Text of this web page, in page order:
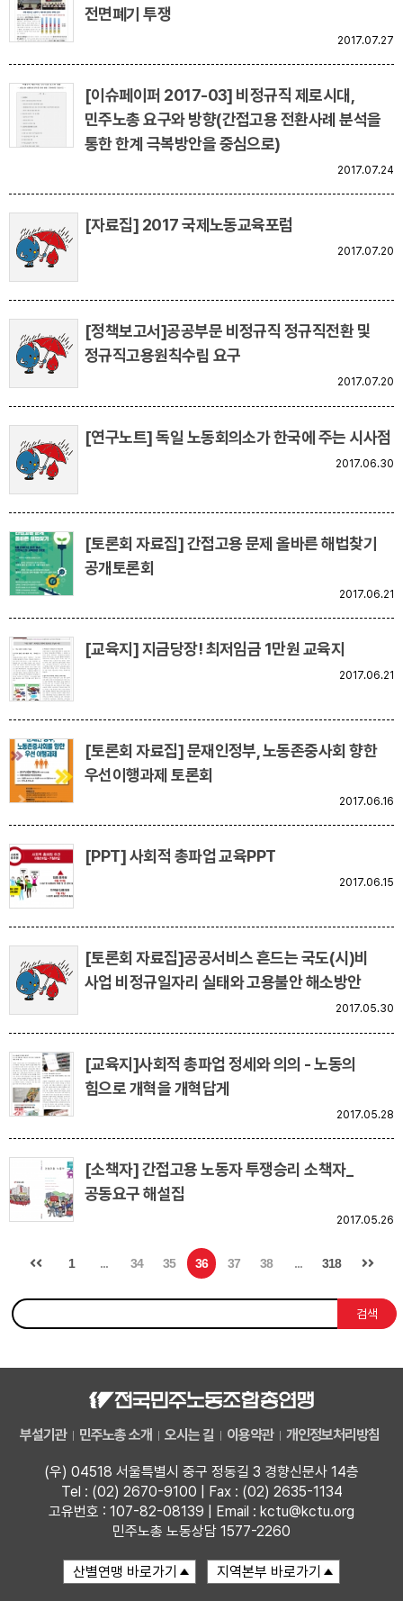
전면폐기 투쟁
2017.07.27
[이슈페이퍼 2017-03] 비정규직 제로시대,
민주노총 요구와 방향(간접고용 전환사례 분석을
통한 한계 극복방안을 중심으로)
2017.07.24
[자료집] 2017 국제노동교육포럼
2017.07.20
[정책보고서]공공부문 비정규직 정규직전환 및
정규직고용원칙수립 요구
2017.07.20
[연구노트] 독일 노동회의소가 한국에 주는 시사점
2017.06.30
[토론회 자료집] 간접고용 문제 올바른 해법찾기
공개토론회
2017.06.21
[교육지] 지금당장! 최저임금 1만원 교육지
2017.06.21
[토론회 자료집] 문재인정부, 노동존중사회 향한
우선이행과제 토론회
2017.06.16
[PPT] 사회적 총파업 교육PPT
2017.06.15
[토론회 자료집]공공서비스 흔드는 국도(시)비
사업 비정규일자리 실태와 고용불안 해소방안
2017.05.30
[교육지]사회적 총파업 정세와 의의 - 노동의
힘으로 개혁을 개혁답게
2017.05.28
[소책자] 간접고용 노동자 투쟁승리 소책자_
공동요구 해설집
2017.05.26
1 ... 34 35 36 37 38 ... 318
검색
부설기관 민주노총 소개 오시는 길 이용약관 개인정보처리방침
(우) 04518 서울특별시 중구 정동길 3 경향신문사 14층
Tel : (02) 2670-9100 | Fax : (02) 2635-1134
고유번호 : 107-82-08139 | Email : kctu@kctu.org
민주노총 노동상담 1577-2260